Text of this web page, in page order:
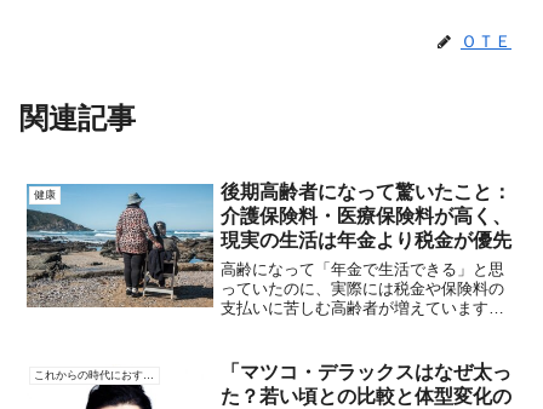
ＯＴＥ
関連記事
健康
後期高齢者になって驚いたこと：
介護保険料・医療保険料が高く、
現実の生活は年金より税金が優先
高齢になって「年金で生活できる」と思
っていたのに、実際には税金や保険料の
支払いに苦しむ高齢者が増えています。
ます。その理由を一緒に考えてみましょ
う。1. 後期高齢者の保...
これからの時代におすすめ
「マツコ・デラックスはなぜ太っ
た？若い頃との比較と体型変化の